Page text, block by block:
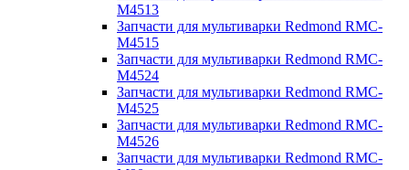
M4513
Запчасти для мультиварки Redmond RMC-
M4515
Запчасти для мультиварки Redmond RMC-
M4524
Запчасти для мультиварки Redmond RMC-
M4525
Запчасти для мультиварки Redmond RMC-
M4526
Запчасти для мультиварки Redmond RMC-